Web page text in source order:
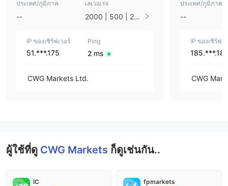
ประเทศ/ภูมิภาค
--
เลเวอเรจ
2000 | 500 | 20
IP ของเซิร์ฟเวอร์
51.***.175
Ping
2 ms
CWG Markets Ltd.
ประเทศ/ภูมิภาค
--
IP ของเซิร์ฟเ
CWG
ผู้ใช้ที่ดู CWG Markets ก็ดูเช่นกัน..
IC fpmarkets